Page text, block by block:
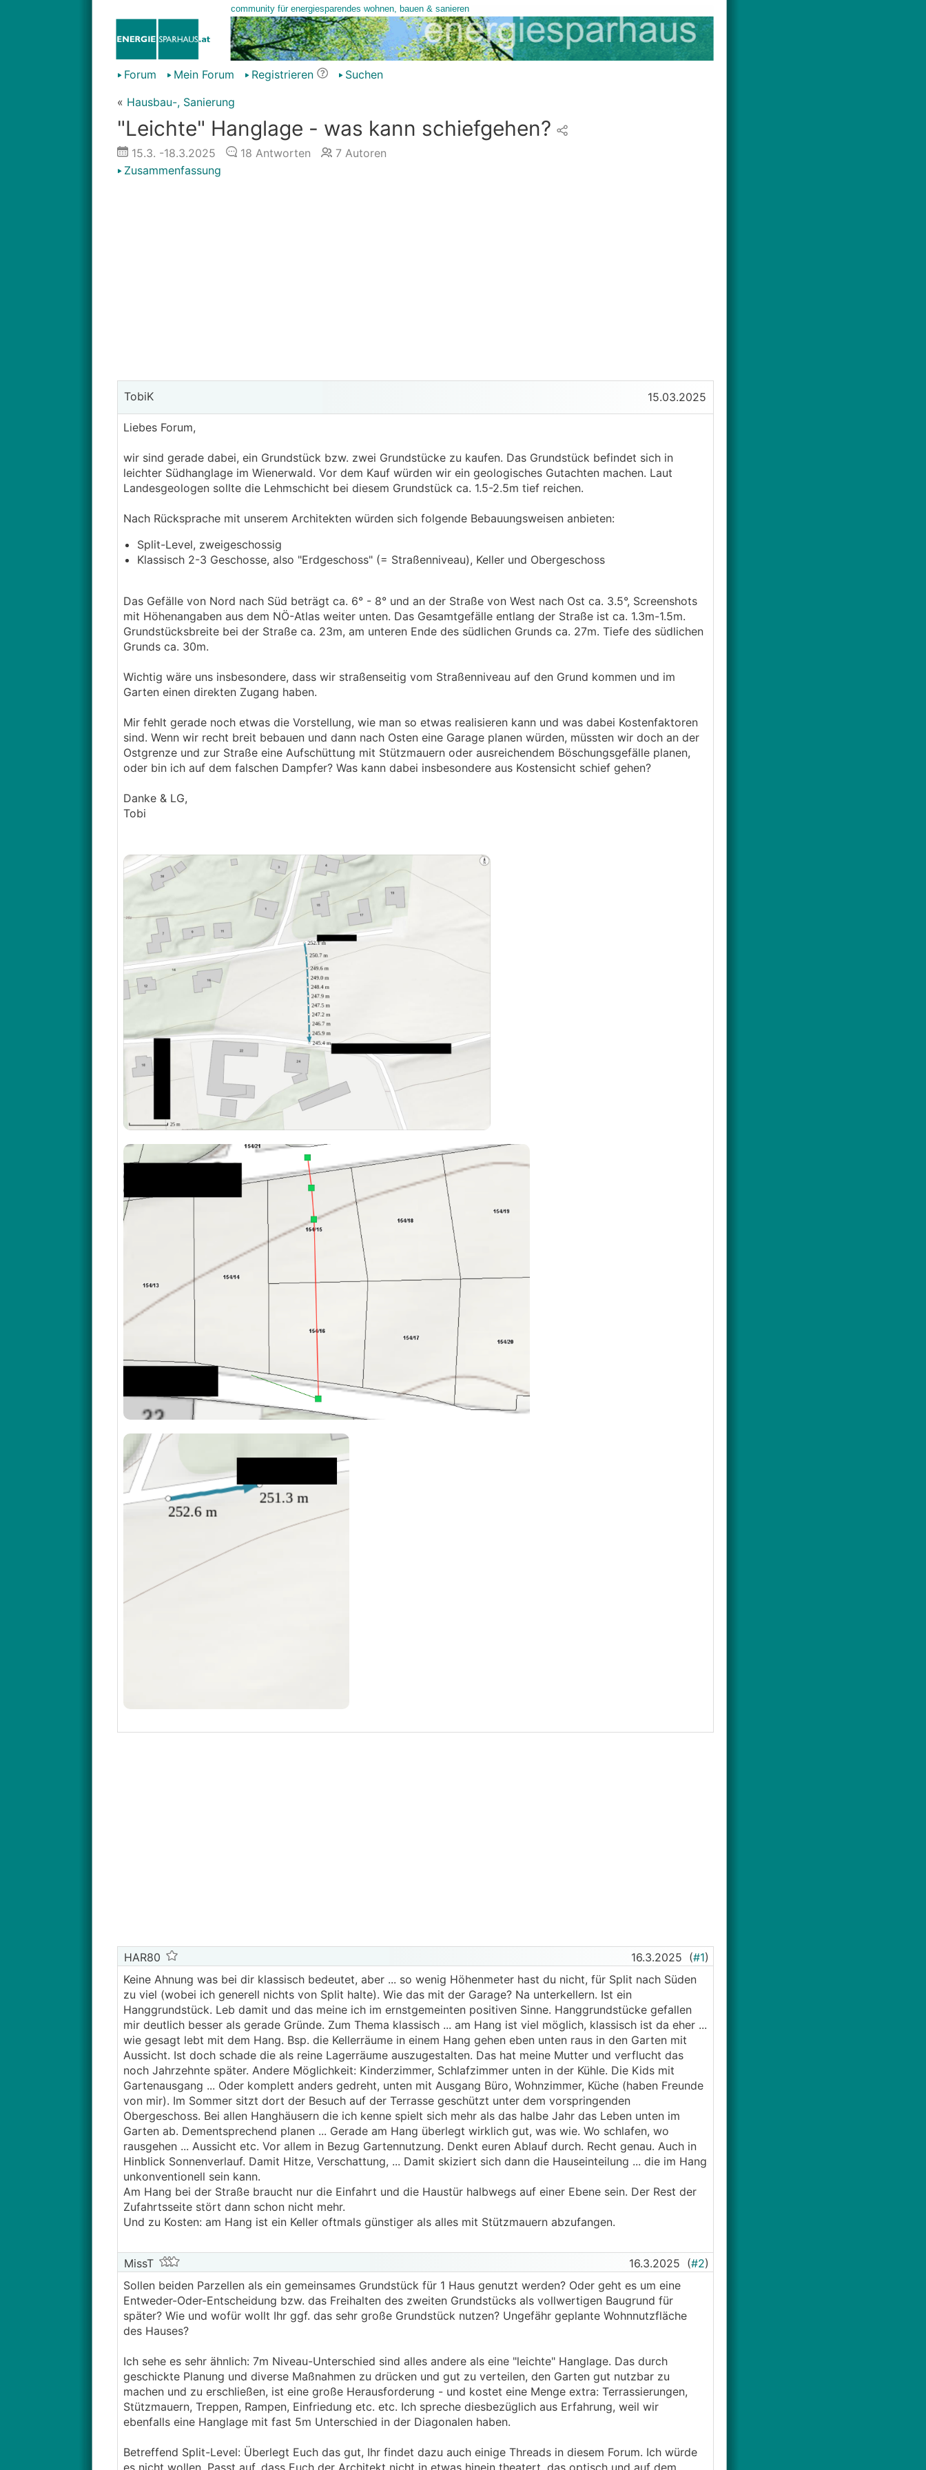
Forum Mein Forum Registrieren
Suchen
« Hausbau-, Sanierung
"Leichte" Hanglage - was kann schiefgehen?
15.3. -18.3.2025 18 Antworten 7Autoren
Zusammenfassung
TobiK 15.03.2025
Liebes Forum,
wir sind gerade dabei, ein Grundstück bzw. zwei Grundstücke zu kaufen. Das Grundstück befindet sich in
leichter Südhanglage im Wienerwald. Vor dem Kauf würden wir ein geologisches Gutachten machen. Laut
Landesgeologen sollte die Lehmschicht bei diesem Grundstück ca. 1.5-2.5m tief reichen.
Nach Rücksprache mit unserem Architekten würden sich folgende Bebauungsweisen anbieten:
Split-Level, zweigeschossig
Klassisch 2-3 Geschosse, also "Erdgeschoss" (= Straßenniveau), Keller und Obergeschoss
Das Gefälle von Nord nach Süd beträgt ca. 6° - 8° und an der Straße von West nach Ost ca. 3.5°, Screenshots
mit Höhenangaben aus dem NÖ-Atlas weiter unten. Das Gesamtgefälle entlang der Straße ist ca. 1.3m-1.5m.
Grundstücksbreite bei der Straße ca. 23m, am unteren Ende des südlichen Grunds ca. 27m. Tiefe des südlichen
Grunds ca. 30m.
Wichtig wäre uns insbesondere, dass wir straßenseitig vom Straßenniveau auf den Grund kommen und im
Garten einen direkten Zugang haben.
Mir fehlt gerade noch etwas die Vorstellung, wie man so etwas realisieren kann und was dabei Kostenfaktoren
sind. Wenn wir recht breit bebauen und dann nach Osten eine Garage planen würden, müssten wir doch an der
Ostgrenze und zur Straße eine Aufschüttung mit Stützmauern oder ausreichendem Böschungsgefälle planen,
oder bin ich auf dem falschen Dampfer? Was kann dabei insbesondere aus Kostensicht schief gehen?
Danke & LG,
Tobi
HAR80 16.3.2025 (#1)
Keine Ahnung was bei dir klassisch bedeutet, aber ... so wenig Höhenmeter hast du nicht, für Split nach Süden
zu viel (wobei ich generell nichts von Split halte). Wie das mit der Garage? Na unterkellern. Ist ein
Hanggrundstück. Leb damit und das meine ich im ernstgemeinten positiven Sinne. Hanggrundstücke gefallen
mir deutlich besser als gerade Gründe. Zum Thema klassisch ... am Hang ist viel möglich, klassisch ist da eher ...
wie gesagt lebt mit dem Hang. Bsp. die Kellerräume in einem Hang gehen eben unten raus in den Garten mit
Aussicht. Ist doch schade die als reine Lagerräume auszugestalten. Das hat meine Mutter und verflucht das
noch Jahrzehnte später. Andere Möglichkeit: Kinderzimmer, Schlafzimmer unten in der Kühle. Die Kids mit
Gartenausgang ... Oder komplett anders gedreht, unten mit Ausgang Büro, Wohnzimmer, Küche (haben Freunde
von mir). Im Sommer sitzt dort der Besuch auf der Terrasse geschützt unter dem vorspringenden
Obergeschoss. Bei allen Hanghäusern die ich kenne spielt sich mehr als das halbe Jahr das Leben unten im
Garten ab. Dementsprechend planen ... Gerade am Hang überlegt wirklich gut, was wie. Wo schlafen, wo
rausgehen ... Aussicht etc. Vor allem in Bezug Gartennutzung. Denkt euren Ablauf durch. Recht genau. Auch in
Hinblick Sonnenverlauf. Damit Hitze, Verschattung, ... Damit skiziert sich dann die Hauseinteilung ... die im Hang
unkonventionell sein kann.
Am Hang bei der Straße braucht nur die Einfahrt und die Haustür halbwegs auf einer Ebene sein. Der Rest der
Zufahrtsseite stört dann schon nicht mehr.
Und zu Kosten: am Hang ist ein Keller oftmals günstiger als alles mit Stützmauern abzufangen.
MissT 16.3.2025 (#2)
Sollen beiden Parzellen als ein gemeinsames Grundstück für 1 Haus genutzt werden? Oder geht es um eine
Entweder-Oder-Entscheidung bzw. das Freihalten des zweiten Grundstücks als vollwertigen Baugrund für
später? Wie und wofür wollt Ihr ggf. das sehr große Grundstück nutzen? Ungefähr geplante Wohnnutzfläche
des Hauses?
Ich sehe es sehr ähnlich: 7m Niveau-Unterschied sind alles andere als eine "leichte" Hanglage. Das durch
geschickte Planung und diverse Maßnahmen zu drücken und gut zu verteilen, den Garten gut nutzbar zu
machen und zu erschließen, ist eine große Herausforderung - und kostet eine Menge extra: Terrassierungen,
Stützmauern, Treppen, Rampen, Einfriedung etc. etc. Ich spreche diesbezüglich aus Erfahrung, weil wir
ebenfalls eine Hanglage mit fast 5m Unterschied in der Diagonalen haben.
Betreffend Split-Level: Überlegt Euch das gut, Ihr findet dazu auch einige Threads in diesem Forum. Ich würde
es nicht wollen. Passt auf, dass Euch der Architekt nicht in etwas hinein theatert, das optisch und auf dem